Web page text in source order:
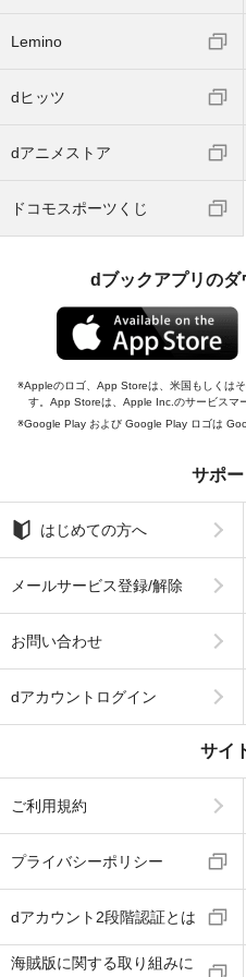
Lemino
dヒッツ
dアニメストア
ドコモスポーツくじ
dブックアプリのダ
Appleのロゴ、App Storeは、米国もしくは
す。App Storeは、Apple Inc.のサービスマ
Google Play および Google Play ロゴは
サポ
はじめての方へ
メールサービス登録/解除
お問い合わせ
dアカウントログイン
サイ
ご利用規約
プライバシーポリシー
dアカウント2段階認証とは
海賊版に関する取り組みに